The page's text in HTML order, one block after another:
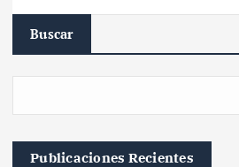
Buscar
Publicaciones Recientes